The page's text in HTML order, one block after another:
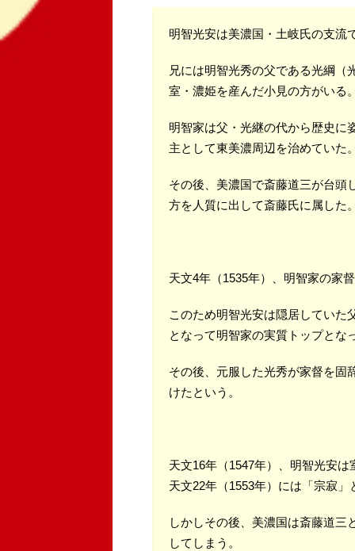
明智光安は美濃国・土岐氏の支流
兄には明智光秀の父である光綱（
室・濃姫を産んだ小見の方がいる
明智家は父・光継の代から歴史に
主として東美濃周辺を治めていた
その後、美濃国で斎藤道三が台頭
方を人質に出して斎藤氏に属した
天文4年（1535年）、明智家の家
このため明智光安は隠居していた
となって明智家の実質トップとな
その後、元服した光秀が家督を固
けたという。
天文16年（1547年）、明智光安
天文22年（1553年）には「宗寂
しかしその後、美濃国は斎藤道三
してしまう。